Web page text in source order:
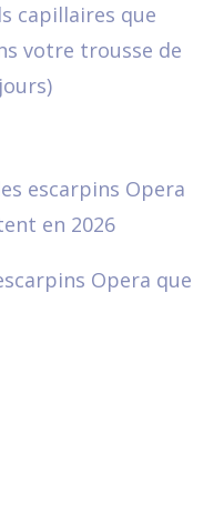
capillaires que
votre trousse de
Opera que